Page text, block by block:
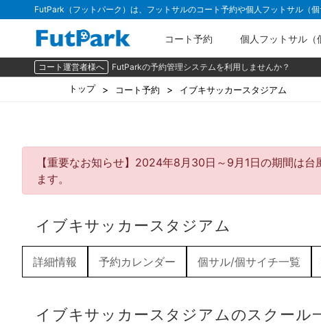
FutPark（フットパーク）は、フットサルのコート予約や個人フットサル（
コート予約 個人フットサル（
コート運営者様へ FutParkの予約管理システムを利用しませんか？
トップ コート予約 イブキサッカースタジアム
【重要なお知らせ】2024年8月30日～9月1日の期間は
ます。
イブキサッカースタジアム
詳細情報 予約カレンダー 個サル/個サイチ一覧
イブキサッカースタジアムのスクール